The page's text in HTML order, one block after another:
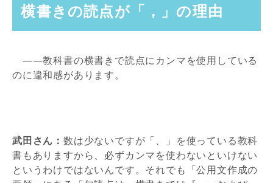
横書きの読点が「，」の理由
――教科書の横書きで読点にカンマを使用している
のに違和感があります。
武田さん： 数は少ないですが「、」を使っている教科
書もありますから、必ずカンマを使わないといけない
というわけではないんです。それでも「公用文作成の